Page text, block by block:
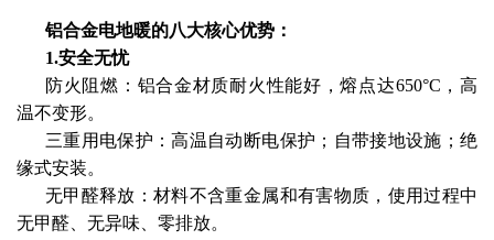
铝合金电地暖的八大核心优势 ：
1.安全无忧
防火阻燃：铝合金材质耐火性能好，熔点达650°C，高
温不变形。
三重用电保护：高温自动断电保护；自带接地设施；绝
缘式安装。
无甲醛释放：材料不含重金属和有害物质，使用过程中
无甲醛、无异味、零排放。